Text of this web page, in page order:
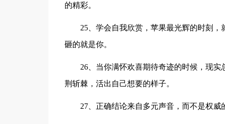
的精彩。
25、学会自我欣赏，苹果最光辉的时刻
砸的就是你。
26、当你满怀欢喜期待奇迹的时候，现
荆斩棘，活出自己想要的样子。
27、正确结论来自多元声音，而不是权威